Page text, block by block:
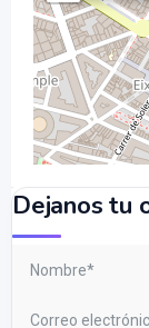
Dejanos tu